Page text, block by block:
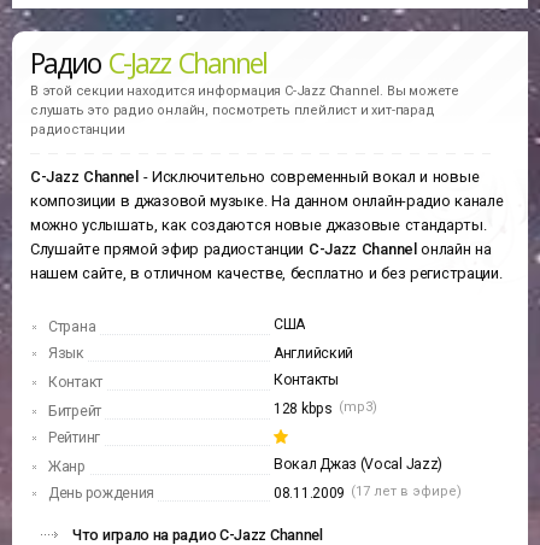
Радио C-Jazz Channel
В этой секции находится информация C-Jazz Channel. Вы можете
слушать это радио онлайн, посмотреть плейлист и хит-парад
радиостанции
C-Jazz Channel - Исключительно современный вокал и новые
композиции в джазовой музыке. На данном онлайн-радио канале
можно услышать, как создаются новые джазовые стандарты.
Слушайте прямой эфир радиостанции C-Jazz Channelонлайн на
нашем сайте, в отличном качестве, бесплатно и без регистрации.
Страна
США
Язык
Английский
Контакт
Контакты
Битрейт
128 kbps (mp3)
Рейтинг
Жанр
Вокал Джаз (Vocal Jazz)
День рождения
08.11.2009 (17 лет в эфире)
Что играло на радио C-Jazz Channel